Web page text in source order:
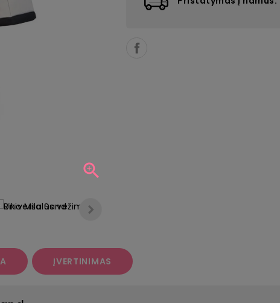

ĮVERTINIMAS